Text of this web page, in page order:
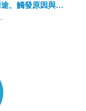
Telegram 驗證碼登入全說明｜用途、觸發原因與保護賬號安全的真正意義